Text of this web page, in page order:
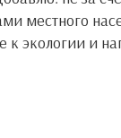
местного
к экологии и